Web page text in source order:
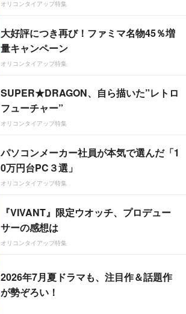
オリコンタイアップ特集
大好評につき再び！ファミマ名物45％増
量キャンペーン
オリコンタイアップ特集
SUPER★DRAGON、自ら描いた”レトロ
フューチャー”
オリコンタイアップ特集
パソコンメーカー社員が本気で選んだ「1
0万円台PC３選」
オリコンタイアップ特集
『VIVANT』限定ウオッチ、プロデュー
サーの感想は
オリコンタイアップ特集
2026年7月夏ドラマも、注目作＆話題作
が勢ぞろい！